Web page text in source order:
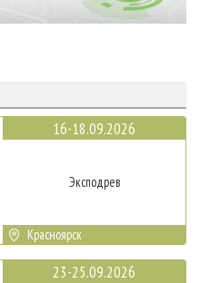
16-18.09.2026
Эксподрев
Красноярск
23-25.09.2026